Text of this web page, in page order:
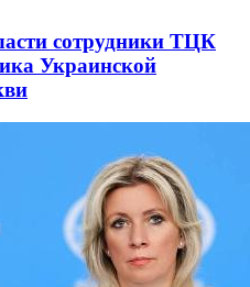
сотрудники ТЦК
Украинской